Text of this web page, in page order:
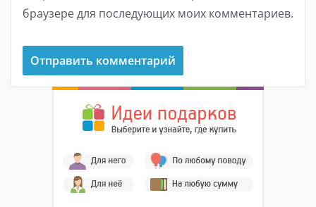
браузере для последующих моих комментариев.